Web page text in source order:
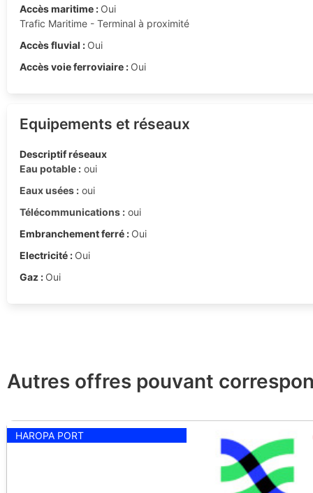
Accès maritime : Oui
Trafic Maritime - Terminal à proximité
Accès fluvial : Oui
Accès voie ferroviaire : Oui
Equipements et réseaux
Descriptif réseaux
Eau potable :oui
Eaux usées :oui
Télécommunications :oui
Embranchement ferré : Oui
Electricité : Oui
Gaz : Oui
Autres offres pouvant
HAROPA PORT